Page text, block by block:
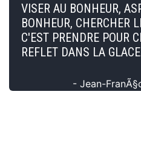
VISER AU BONHEUR,
BONHEUR, CHERCHER
C'EST PRENDRE POUR
REFLET DANS LA
- Jean-